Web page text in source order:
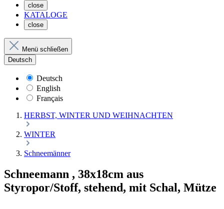
close
KATALOGE
close
Menü schließen
Deutsch
Deutsch
English
Français
HERBST, WINTER UND WEIHNACHTEN
WINTER
Schneemänner
Schneemann , 38x18cm aus
Styropor/Stoff, stehend, mit Schal, Mütze